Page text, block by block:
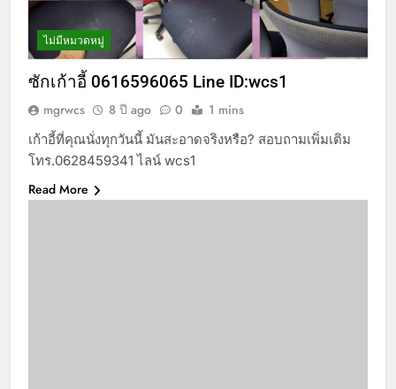
ไม่มีหมวดหมู่
ซักเก้าอี้ 0616596065 Line ID:wcs1
mgrwcs 8 ปี ago 0 1 mins
เก้าอี้ที่คุณนั่งทุกวันนี้ มันสะอาดจริงหรือ? สอบถามเพิ่มเติม
โทร.0628459341 ไลน์ wcs1
Read More